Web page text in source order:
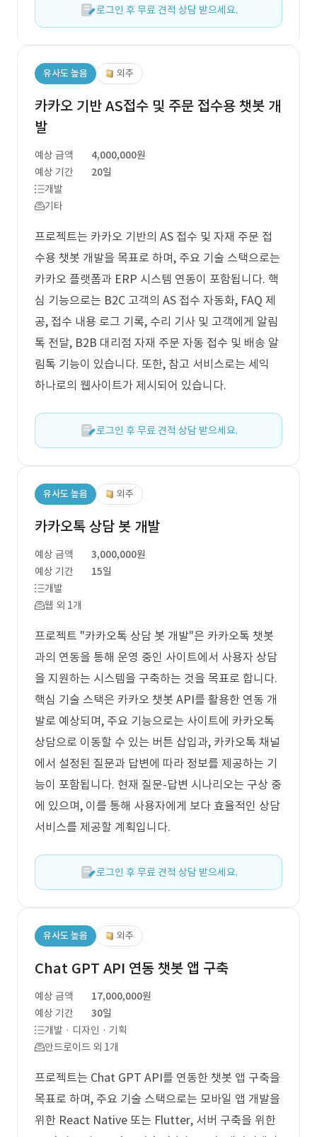
로그인 후 무료 견적 상담 받으세요.
유사도 높음 외주
카카오 기반 AS접수 및 주문 접수용 챗봇 개
발
예상 금액
4,000,000원
예상 기간
20일
개발
기타
프로젝트는 카카오 기반의 AS 접수 및 자재 주문 접
수용 챗봇 개발을 목표로 하며, 주요 기술 스택으로는
카카오 플랫폼과 ERP 시스템 연동이 포함됩니다. 핵
심 기능으로는 B2C 고객의 AS 접수 자동화, FAQ 제
공, 접수 내용 로그 기록, 수리 기사 및 고객에게 알림
톡 전달, B2B 대리점 자재 주문 자동 접수 및 배송 알
림톡 기능이 있습니다. 또한, 참고 서비스로는 세익
하나로의 웹사이트가 제시되어 있습니다.
로그인 후 무료 견적 상담 받으세요.
유사도 높음 외주
카카오톡 상담 봇 개발
예상 금액
3,000,000원
예상 기간
15일
개발
웹 외 1개
프로젝트 "카카오톡 상담 봇 개발"은 카카오톡 챗봇
과의 연동을 통해 운영 중인 사이트에서 사용자 상담
을 지원하는 시스템을 구축하는 것을 목표로 합니다.
핵심 기술 스택은 카카오 챗봇 API를 활용한 연동 개
발로 예상되며, 주요 기능으로는 사이트에 카카오톡
상담으로 이동할 수 있는 버튼 삽입과, 카카오톡 채널
에서 설정된 질문과 답변에 따라 정보를 제공하는 기
능이 포함됩니다. 현재 질문-답변 시나리오는 구상 중
에 있으며, 이를 통해 사용자에게 보다 효율적인 상담
서비스를 제공할 계획입니다.
로그인 후 무료 견적 상담 받으세요.
유사도 높음 외주
Chat GPT API 연동 챗봇 앱 구축
예상 금액
17,000,000원
예상 기간
30일
개발 · 디자인 · 기획
안드로이드 외 1개
프로젝트는 Chat GPT API를 연동한 챗봇 앱 구축을
목표로 하며, 주요 기술 스택으로는 모바일 앱 개발을
위한 React Native 또는 Flutter, 서버 구축을 위한